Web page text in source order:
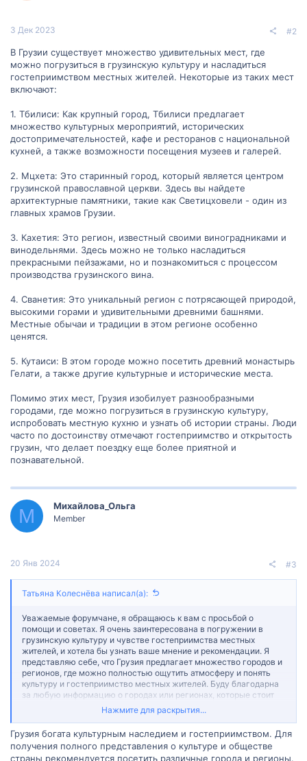
3 Дек 2023 #2
В Грузии существует множество удивительных мест, где
можно погрузиться в грузинскую культуру и насладиться
гостеприимством местных жителей. Некоторые из таких мест
включают:
1. Тбилиси: Как крупный город, Тбилиси предлагает
множество культурных мероприятий, исторических
достопримечательностей, кафе и ресторанов с национальной
кухней, а также возможности посещения музеев и галерей.
2. Мцхета: Это старинный город, который является центром
грузинской православной церкви. Здесь вы найдете
архитектурные памятники, такие как Светицховели - один из
главных храмов Грузии.
3. Кахетия: Это регион, известный своими виноградниками и
винодельнями. Здесь можно не только насладиться
прекрасными пейзажами, но и познакомиться с процессом
производства грузинского вина.
4. Сванетия: Это уникальный регион с потрясающей природой,
высокими горами и удивительными древними башнями.
Местные обычаи и традиции в этом регионе особенно
ценятся.
5. Кутаиси: В этом городе можно посетить древний монастырь
Гелати, а также другие культурные и исторические места.
Помимо этих мест, Грузия изобилует разнообразными
городами, где можно погрузиться в грузинскую культуру,
испробовать местную кухню и узнать об истории страны. Люди
часто по достоинству отмечают гостеприимство и открытость
грузин, что делает поездку еще более приятной и
познавательной.
М Михайлова_Ольга
Member
20 Янв 2024 #3
Татьяна Колеснёва написал(а):
Уважаемые форумчане, я обращаюсь к вам с просьбой о
помощи и советах. Я очень заинтересована в погружении в
грузинскую культуру и чувстве гостеприимства местных
жителей, и хотела бы узнать ваше мнение и рекомендации. Я
представляю себе, что Грузия предлагает множество городов и
регионов, где можно полностью ощутить атмосферу и понять
культуру и гостеприимство местных жителей. Буду благодарна
за любую информацию о городах или регионах, которые стоит
посетить, чтобы получить полное представление о грузинской
культуре и гостеприимстве местных жителей. Мне интересны
можно наиболее интенсивно погрузиться в грузинскую
атмосферу и узнать об их традициях и обычаях. Если у вас есть
Нажмите для раскрытия...
Грузия богата культурным наследием и гостеприимством. Для
получения полного представления о культуре и обществе
страны рекомендуется посетить различные города и регионы.